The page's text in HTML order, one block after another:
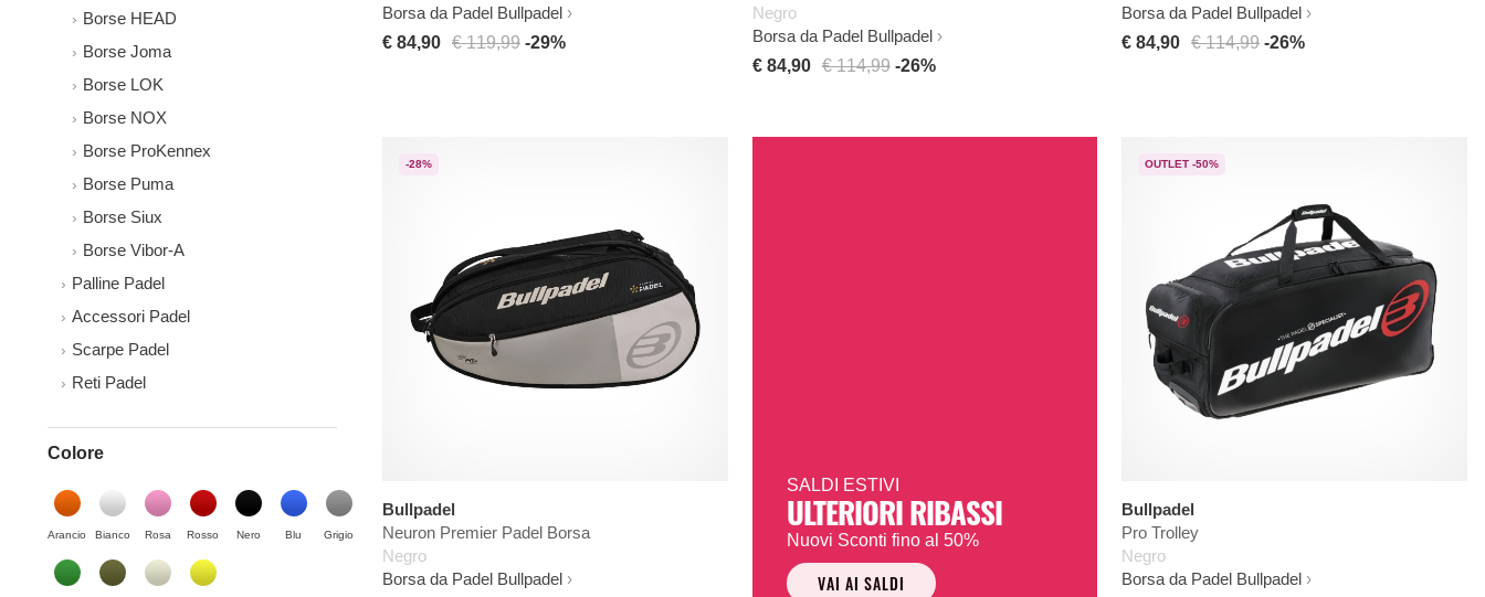
Borse HEAD
Borse Joma
Borse LOK
Borse NOX
Borse ProKennex
Borse Puma
Borse Siux
Borse Vibor-A
Palline Padel
Accessori Padel
Scarpe Padel
Reti Padel
Colore
Arancio Bianco Rosa Rosso Nero Blu Grigio
Borsa da Padel Bullpadel
€ 84,90 € 119,99 -29%
Negro
Borsa da Padel Bullpadel
€ 84,90 € 114,99 -26%
Borsa da Padel Bullpadel
€ 84,90
€ 114,99 -26%
-28%
Bullpadel
Neuron Premier Padel Borsa
Negro
Borsa da Padel Bullpadel
SALDI ESTIVI
ULTERIORI RIBASSI
Nuovi Sconti fino al 50%
VAI AI SALDI
OUTLET -50%
Bullpadel
Pro Trolley
Negro
Borsa da Padel Bullpadel